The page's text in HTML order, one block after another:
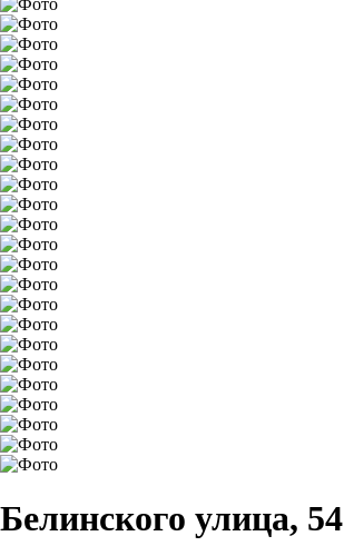
Белинского улица, 54